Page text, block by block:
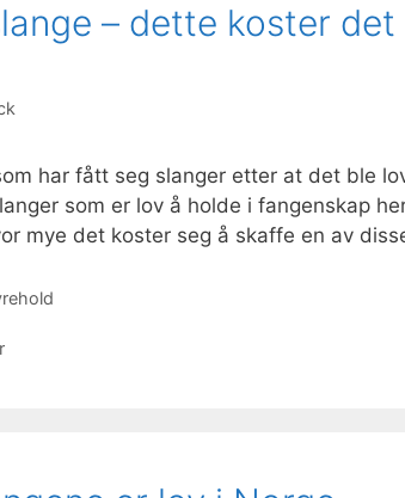
– dette koster
har fått seg slanger etter at det ble
som er lov å holde i fangenskap
mye det koster seg å skaffe en av